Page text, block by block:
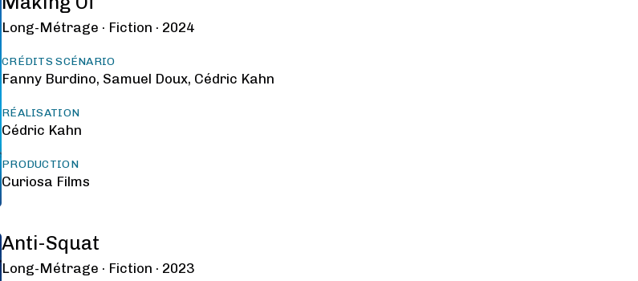
Long-Métrage · Fiction · 2024
CRÉDITS SCÉNARIO
Fanny Burdino, Samuel Doux, Cédric Kahn
RÉALISATION
Cédric Kahn
PRODUCTION
Curiosa Films
Anti-Squat
Long-Métrage · Fiction · 2023